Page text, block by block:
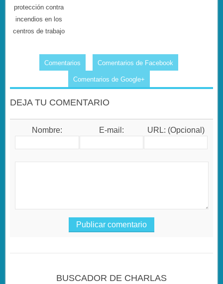
protección contra
incendios en los
centros de trabajo
Comentarios Comentarios de Facebook
Comentarios de Google+
DEJA TU COMENTARIO
Nombre: E-mail: URL: (Opcional)
BUSCADOR DE CHARLAS